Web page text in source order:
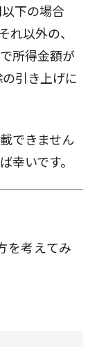
下の場合
以外の、
所得金額が
引き上げに
できません
幸いです。
を考えてみ